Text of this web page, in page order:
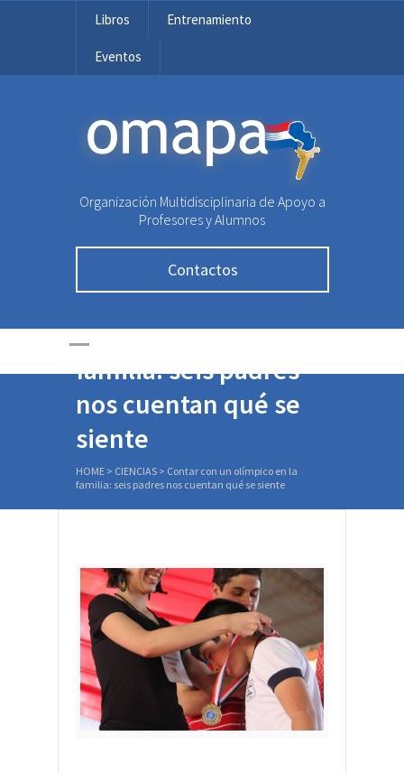
Libros Entrenamiento
Eventos
OMAPA
Organización Multidisciplinaria de Apoyo a
Profesores y Alumnos
Contactos
Contar con un
olímpico en la
familia: seis padres
nos cuentan qué se
siente
HOME > CIENCIAS > Contar con un olímpico en la
familia: seis padres nos cuentan qué se siente